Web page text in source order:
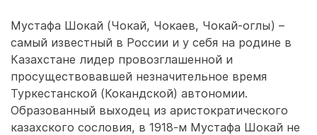
Мустафа Шокай (Чокай, Чокаев, Чокай-оглы) –
самый известный в России и у себя на родине в
Казахстане лидер провозглашенной и
просуществовавшей незначительное время
Туркестанской (Кокандской) автономии.
Образованный выходец из аристократического
казахского сословия, в 1918-м Мустафа Шокай не